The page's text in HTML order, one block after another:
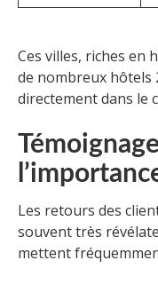
Ces villes, riches en
de nombreux
directement dans le
Les retours des
souvent très
mettent